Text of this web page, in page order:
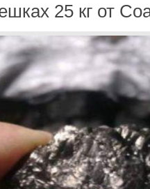
25 кг от